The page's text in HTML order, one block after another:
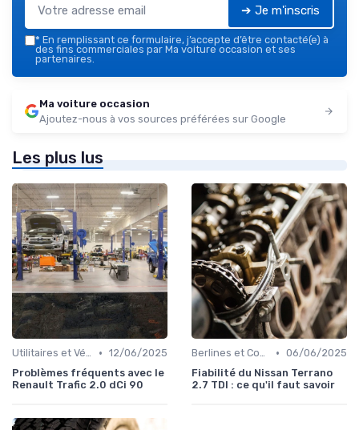
➔ Je m'inscris
* En remplissant ce formulaire, j’accepte d’être contacté(e) à
des fins commerciales par Ma voiture occasion et ses
partenaires.
Ma voiture occasion
Ajoutez-nous à vos sources préférées sur Google
Les plus lus
Utilitaires et Véhicules Spéciaux • 12/06/2025
Problèmes fréquents avec le
Renault Trafic 2.0 dCi 90
Berlines et Compactes • 06/06/2025
Fiabilité du Nissan Terrano
2.7 TDI : ce qu'il faut savoir